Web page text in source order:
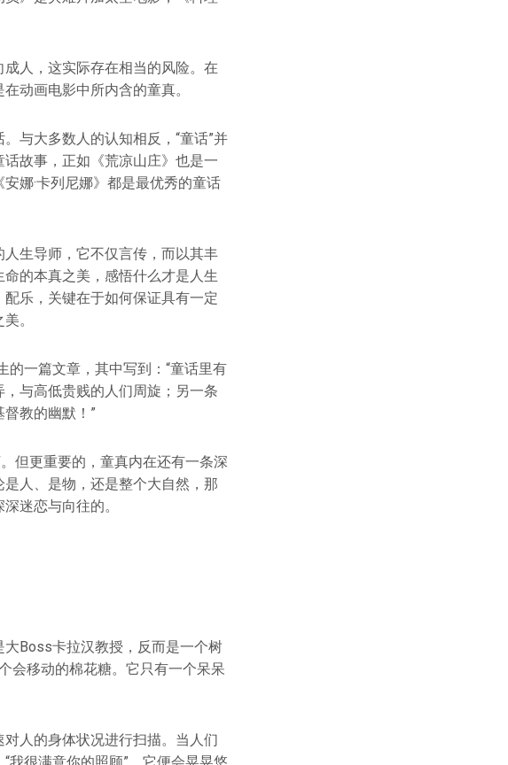
人，这实际存在相当的风险。在
动画电影中所内含的童真。
与大多数人的认知相反，“童话”并
话故事，正如《荒凉山庄》也是一
娜·卡列尼娜》都是最优秀的童话
生导师，它不仅言传，而以其丰
的本真之美，感悟什么才是人生
乐，关键在于如何保证具有一定
。
的一篇文章，其中写到：“童话里有
与高低贵贱的人们周旋；另一条
教的幽默！”
但更重要的，童真内在还有一条深
人、是物，还是整个大自然，那
迷恋与向往的。
Boss卡拉汉教授，反而是一个树
会移动的棉花糖。它只有一个呆呆
人的身体状况进行扫描。当人们